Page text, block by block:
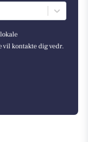
kontakte dig vedr.